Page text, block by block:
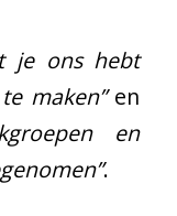
je ons hebt
maken”en
en
.